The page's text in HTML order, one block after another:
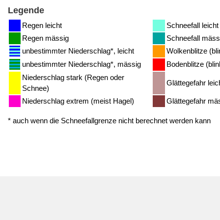
Legende
Regen leicht
Schneefall leicht
Regen mässig
Schneefall
unbestimmter Niederschlag*, leicht
Wolkenblitze
unbestimmter Niederschlag*, mässig
Bodenblitze
Niederschlag stark (Regen oder
Schnee)
Glättegefahr
Niederschlag extrem (meist Hagel) Glättegefahr
* auch wenn die Schneefallgrenze nicht berechnet werden kann